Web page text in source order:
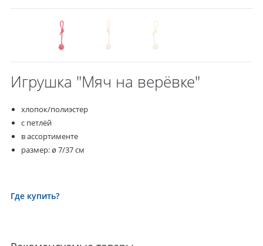
Игрушка "Мяч на верёвке"
хлопок/полиэстер
с петлёй
в ассортименте
размер: ø 7/37 см
Где купить?